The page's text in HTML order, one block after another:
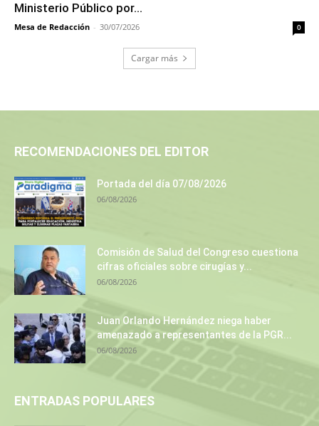
Ministerio Público por...
Mesa de Redacción - 30/07/2026 0
Cargar más
RECOMENDACIONES DEL EDITOR
Portada del día 07/08/2026
06/08/2026
Comisión de Salud del Congreso cuestiona
cifras oficiales sobre cirugías y...
06/08/2026
Juan Orlando Hernández niega haber
amenazado a representantes de la PGR...
06/08/2026
ENTRADAS POPULARES